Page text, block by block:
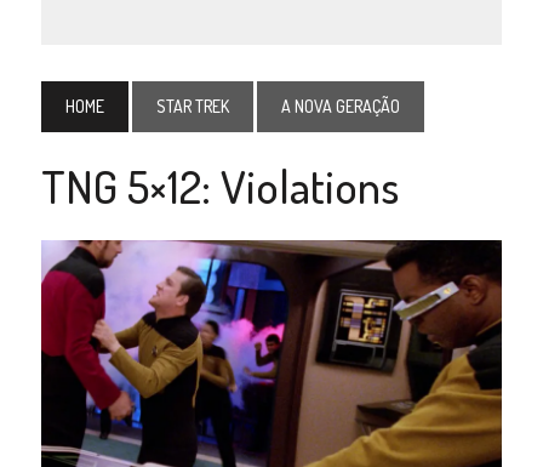
HOME STAR TREK A NOVA GERAÇÃO
TNG 5×12: Violations